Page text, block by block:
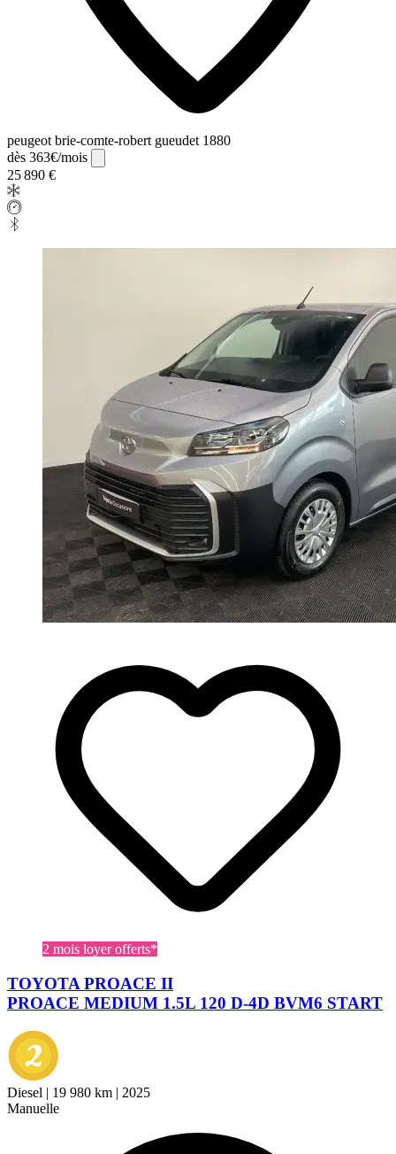
peugeot brie-comte-robert gueudet 1880
dès 363€/mois
25 890 €
2 mois loyer offerts*
TOYOTA PROACE II
PROACE MEDIUM 1.5L 120 D-4D BVM6 START
Diesel | 19 980 km | 2025
Manuelle